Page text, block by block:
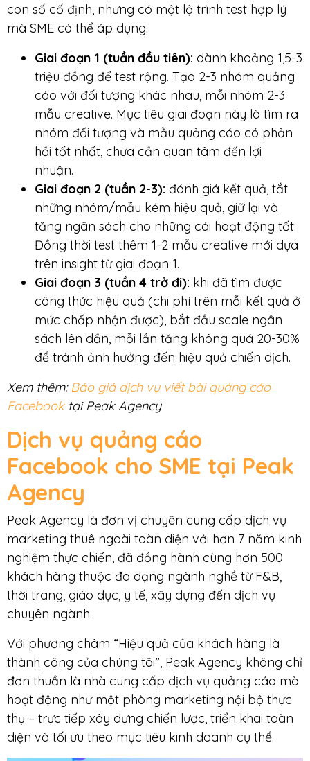
con số cố định, nhưng có một lộ trình test hợp lý
mà SME có thể áp dụng.
Giai đoạn 1 (tuần đầu tiên): dành khoảng 1,5-3
triệu đồng để test rộng. Tạo 2-3 nhóm quảng
cáo với đối tượng khác nhau, mỗi nhóm 2-3
mẫu creative. Mục tiêu giai đoạn này là tìm ra
nhóm đối tượng và mẫu quảng cáo có phản
hồi tốt nhất, chưa cần quan tâm đến lợi
nhuận.
Giai đoạn 2 (tuần 2-3): đánh giá kết quả, tắt
những nhóm/mẫu kém hiệu quả, giữ lại và
tăng ngân sách cho những cái hoạt động tốt.
Đồng thời test thêm 1-2 mẫu creative mới dựa
trên insight từ giai đoạn 1.
Giai đoạn 3 (tuần 4 trở đi): khi đã tìm được
công thức hiệu quả (chi phí trên mỗi kết quả ở
mức chấp nhận được), bắt đầu scale ngân
sách lên dần, mỗi lần tăng không quá 20-30%
để tránh ảnh hưởng đến hiệu quả chiến dịch.
Xem thêm:Báo giá dịch vụ viết bài quảng cáo
Facebooktại Peak Agency
Dịch vụ quảng cáo
Facebook cho SME tại Peak
Agency
Peak Agency là đơn vị chuyên cung cấp dịch vụ
marketing thuê ngoài toàn diện với hơn 7 năm kinh
nghiệm thực chiến, đã đồng hành cùng hơn 500
khách hàng thuộc đa dạng ngành nghề từ F&B,
thời trang, giáo dục, y tế, xây dựng đến dịch vụ
chuyên ngành.
Với phương châm “Hiệu quả của khách hàng là
thành công của chúng tôi”, Peak Agency không chỉ
đơn thuần là nhà cung cấp dịch vụ quảng cáo mà
hoạt động như một phòng marketing nội bộ thực
thụ – trực tiếp xây dựng chiến lược, triển khai toàn
diện và tối ưu theo mục tiêu kinh doanh cụ thể.